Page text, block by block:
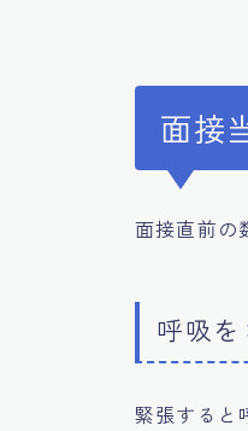
面接
面接直前の
呼吸
緊張すると